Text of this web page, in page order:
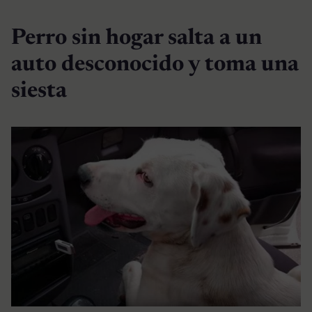
Perro sin hogar salta a un
auto desconocido y toma una
siesta